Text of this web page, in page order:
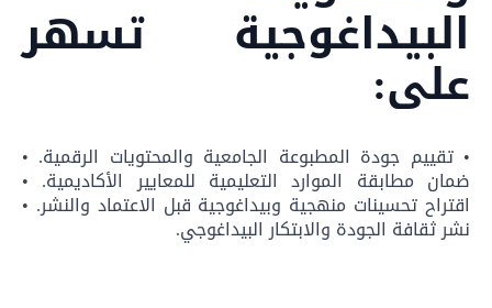
البيداغوجية تسهر
على:
• تقييم جودة المطبوعة الجامعية والمحتويات الرقمية. •
ضمان مطابقة الموارد التعليمية للمعايير الأكاديمية. •
اقتراح تحسينات منهجية وبيداغوجية قبل الاعتماد والنشر. •
نشر ثقافة الجودة والابتكار البيداغوجي.